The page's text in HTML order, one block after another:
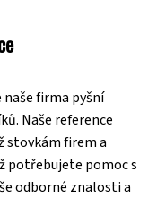
naše firma pyšní
Naše reference
stovkám firem a
potřebujete pomoc s
odborné znalosti a